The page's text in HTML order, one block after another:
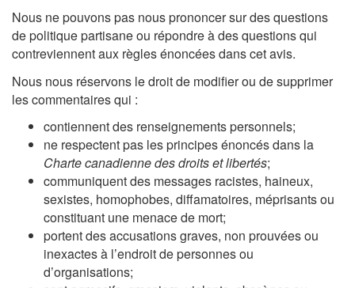
Nous ne pouvons pas nous prononcer sur des questions
de politique partisane ou répondre à des questions qui
contreviennent aux règles énoncées dans cet avis.
Nous nous réservons le droit de modifier ou de supprimer
les commentaires qui :
contiennent des renseignements personnels;
ne respectent pas les principes énoncés dans la
Charte canadienne des droits et libertés;
communiquent des messages racistes, haineux,
sexistes, homophobes, diffamatoires, méprisants ou
constituant une menace de mort;
portent des accusations graves, non prouvées ou
inexactes à l’endroit de personnes ou
d’organisations;